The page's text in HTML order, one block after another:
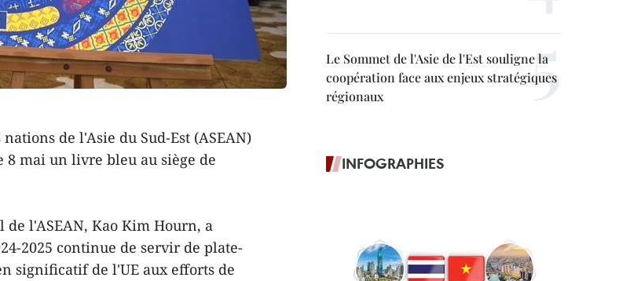
de l'Asie du Sud-Est (ASEAN)
8 mai un livre bleu au siège de
de l'ASEAN, Kao Kim Hourn, a
2025 continue de servir de plate-
significatif de l'UE aux efforts de
Le Sommet de l'Asie de l'Est souligne la
coopération face aux enjeux stratégiques
régionaux
INFOGRAPHIES